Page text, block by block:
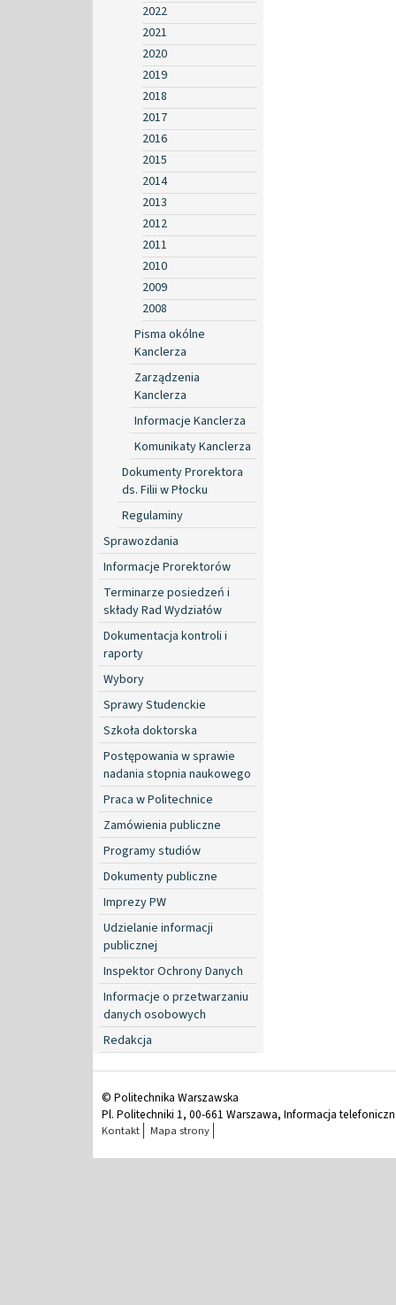
2022
2021
2020
2019
2018
2017
2016
2015
2014
2013
2012
2011
2010
2009
2008
Pisma okólne
Kanclerza
Zarządzenia
Kanclerza
Informacje Kanclerza
Komunikaty Kanclerza
Dokumenty Prorektora
ds. Filii w Płocku
Regulaminy
Sprawozdania
Informacje Prorektorów
Terminarze posiedzeń i
składy Rad Wydziałów
Dokumentacja kontroli i
raporty
Wybory
Sprawy Studenckie
Szkoła doktorska
Postępowania w sprawie
nadania stopnia naukowego
Praca w Politechnice
Zamówienia publiczne
Programy studiów
Dokumenty publiczne
Imprezy PW
Udzielanie informacji
publicznej
Inspektor Ochrony Danych
Informacje o przetwarzaniu
danych osobowych
Redakcja
© Politechnika Warszawska
Pl. Politechniki 1, 00-661 Warszawa, Informacja
Kontakt Mapa strony